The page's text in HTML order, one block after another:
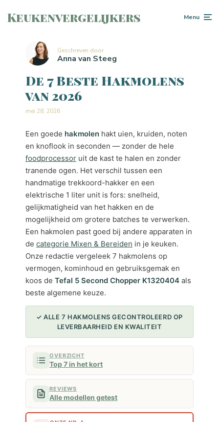
Keukenvergelijkers Menu
Geschreven door
Anna van Steeg
De 7 Beste Hakmolens
van 2026
mei 28, 2026
Een goede hakmolen hakt uien, kruiden, noten
en knoflook in seconden — zonder de hele
foodprocessor uit de kast te halen en zonder
tranende ogen. Het verschil tussen een
handmatige trekkoord-hakker en een
elektrische 1 liter unit is fors: snelheid,
gelijkmatigheid van het hakken en de
mogelijkheid om grotere batches te verwerken.
Een hakmolen past goed bij andere apparaten in
de categorie Mixen & Bereiden in je keuken.
Onze redactie vergeleek 7 hakmolens op
vermogen, kominhoud en gebruiksgemak en
koos de Tefal 5 Second Chopper K1320404 als
beste algemene keuze.
✓ ALLE 7 HAKMOLENS GECONTROLEERD OP
LEVERBAARHEID EN KWALITEIT
OVERZICHT
Top 7 in het kort
REVIEWS
Alle modellen getest